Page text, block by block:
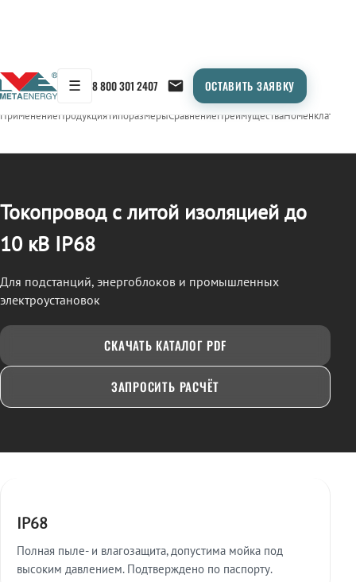
☰ 8 800 301 2407 ОСТАВИТЬ ЗАЯВКУ
← Продукция/ТОКОПРОВОД
ПрименениеПродукцияТипоразмерыСравнениеПреимуществаНоменклатура
Токопровод с литой изоляцией до
10 кВ IP68
Для подстанций, энергоблоков и промышленных
электроустановок
СКАЧАТЬ КАТАЛОГ PDF
ЗАПРОСИТЬ РАСЧЁТ
IP68
Полная пыле- и влагозащита, допустима мойка под
высоким давлением. Подтверждено по паспорту.